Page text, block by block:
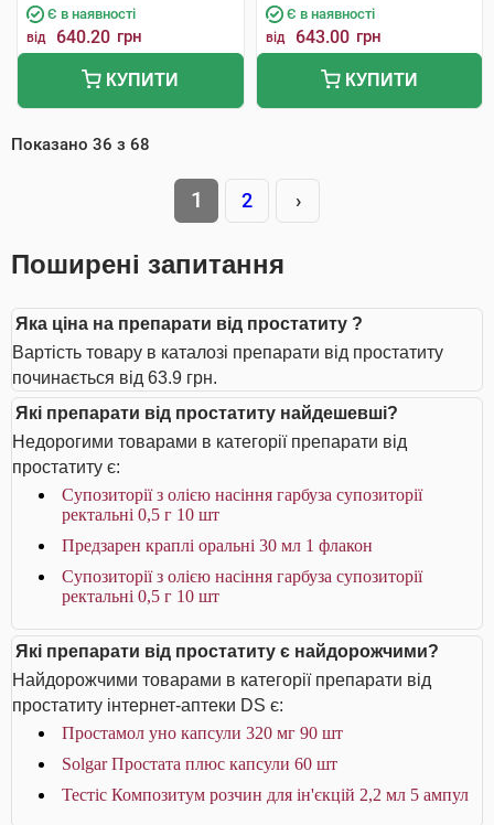
Є в наявності
від 640.20 грн
КУПИТИ
Є в наявності
від 643.00 грн
КУПИТИ
Показано 36 з 68
1 2 ›
Поширені запитання
Яка ціна на препарати від простатиту ?
Вартість товару в каталозі препарати від простатиту
починається від 63.9 грн.
Які препарати від простатиту найдешевші?
Недорогими товарами в категорії препарати від
простатиту є:
Супозиторії з олією насіння гарбуза супозиторії
ректальні 0,5 г 10 шт
Предзарен краплі оральні 30 мл 1 флакон
Супозиторії з олією насіння гарбуза супозиторії
ректальні 0,5 г 10 шт
Які препарати від простатиту є найдорожчими?
Найдорожчими товарами в категорії препарати від
простатиту інтернет-аптеки DS є:
Простамол уно капсули 320 мг 90 шт
Solgar Простата плюс капсули 60 шт
Тестіс Композитум розчин для ін'єкцій 2,2 мл 5 ампул